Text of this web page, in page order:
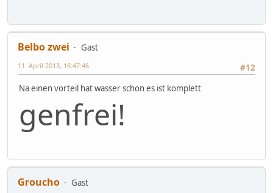
Belbo zwei
Gast
#12
11. April 2013, 16:47:46
Na einen vorteil hat wasser schon es ist komplett
genfrei!
Groucho
Gast